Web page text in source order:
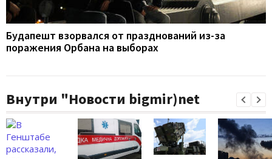
Будапешт взорвался от празднований из-за
поражения Орбана на выборах
Внутри "Новости bigmir)net